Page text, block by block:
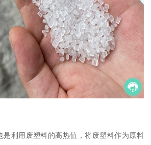
是利用废塑料的高热值，将废塑料作为原料